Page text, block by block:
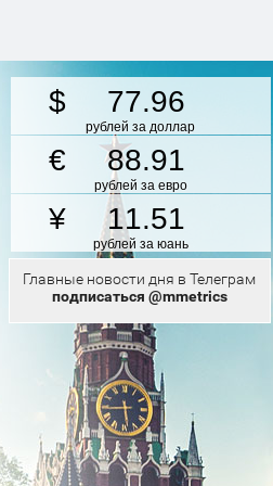
77.96
рублей за доллар
88.91
рублей за евро
11.51
рублей за юань
Главные новости дня в Телеграм
подписаться @mmetrics